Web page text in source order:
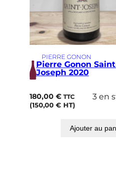
PIERRE GONON
Pierre Gonon
Joseph 2020
180,00 € TTC
(150,00 €HT)
3 en
Ajouter au